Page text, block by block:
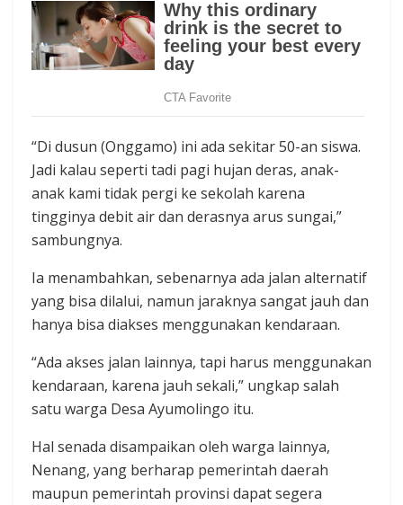
“Di dusun (Onggamo) ini ada sekitar 50-an siswa.
Jadi kalau seperti tadi pagi hujan deras, anak-
anak kami tidak pergi ke sekolah karena
tingginya debit air dan derasnya arus sungai,”
sambungnya.
Ia menambahkan, sebenarnya ada jalan alternatif
yang bisa dilalui, namun jaraknya sangat jauh dan
hanya bisa diakses menggunakan kendaraan.
“Ada akses jalan lainnya, tapi harus menggunakan
kendaraan, karena jauh sekali,” ungkap salah
satu warga Desa Ayumolingo itu.
Hal senada disampaikan oleh warga lainnya,
Nenang, yang berharap pemerintah daerah
maupun pemerintah provinsi dapat segera